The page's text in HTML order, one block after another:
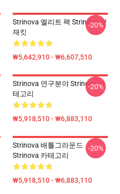
Strinova 엘리트 팩 Strinova 땀
재킷
₩5,642,910 - ₩6,607,510
-20%
Strinova 연구분야 Strinova 카
테고리
₩5,918,510 - ₩6,883,110
-20%
Strinova 배틀그라운드
Strinova 카테고리
₩5,918,510 - ₩6,883,110
-20%